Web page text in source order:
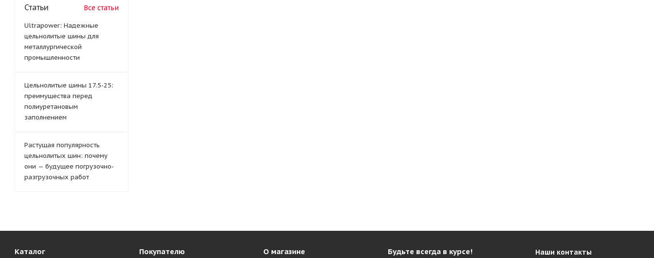
Статьи Все статьи
Ultrapower: Надежные
цельнолитые шины для
металлургической
промышленности
Цельнолитые шины 17.5-25:
преимущества перед
полиуретановым
заполнением
Растущая популярность
цельнолитых шин: почему
они — будущее погрузочно-
разгрузочных работ
Каталог Покупателю О магазине Будьте всегда в курсе! Наши контакты